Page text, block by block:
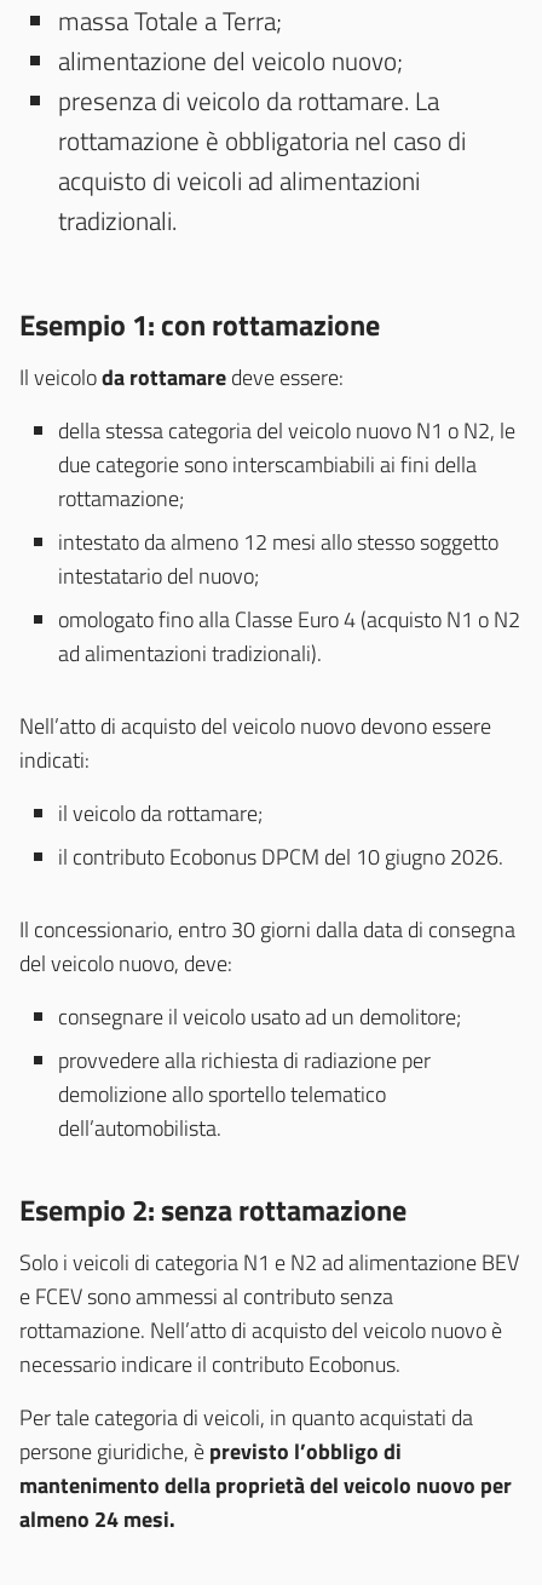
massa Totale a Terra;
alimentazione del veicolo nuovo;
presenza di veicolo da rottamare. La
rottamazione è obbligatoria nel caso di
acquisto di veicoli ad alimentazioni
tradizionali.
Esempio 1: con rottamazione
Il veicoloda rottamaredeve essere:
della stessa categoria del veicolo nuovo N1 o N2, le
due categorie sono interscambiabili ai fini della
rottamazione;
intestato da almeno 12 mesi allo stesso soggetto
intestatario del nuovo;
omologato fino alla Classe Euro 4 (acquisto N1 o N2
ad alimentazioni tradizionali).
Nell’atto di acquisto del veicolo nuovo devono essere
indicati:
il veicolo da rottamare;
il contributo Ecobonus DPCM del 10 giugno 2026.
Il concessionario, entro 30 giorni dalla data di consegna
del veicolo nuovo, deve:
consegnare il veicolo usato ad un demolitore;
provvedere alla richiesta di radiazione per
demolizione allo sportello telematico
dell’automobilista.
Esempio 2: senza rottamazione
Solo i veicoli di categoria N1 e N2 ad alimentazione BEV
e FCEV sono ammessi al contributo senza
rottamazione. Nell’atto di acquisto del veicolo nuovo è
necessario indicare il contributo Ecobonus.
Per tale categoria di veicoli, in quanto acquistati da
persone giuridiche, èprevisto l’obbligo di
mantenimento della proprietà del veicolo nuovo per
almeno 24 mesi.